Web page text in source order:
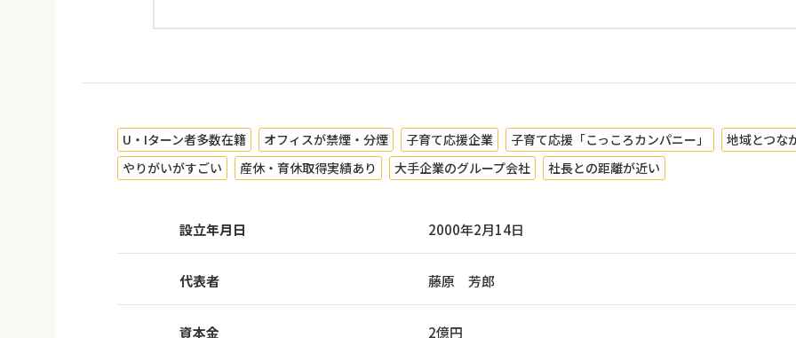
U・Iターン者多数在籍 オフィスが禁煙・分煙 子育て応援企業 子育て応援「こっころカンパニー」
地域とつな
やりがいがすごい
産休・育休取得実績あり 大手企業のグループ会社 社長との距離が近い
設立年月日 2000年2月14日
代表者 藤原 芳郎
資本金 2億円